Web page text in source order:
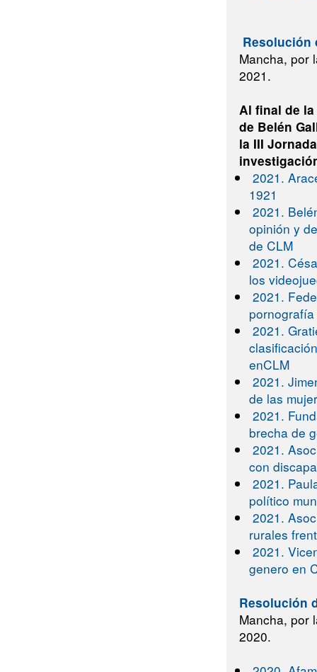
Resolución
Mancha, por
2021.
Al final de
de Belén
la III
2021.
1921
2021.
opinión y
de CLM
2021.
los
2021.
2021.
enCLM
2021.
de las
2021.
brecha de
2021.
con
2021.
político
2021.
rurales
2021.
genero en
Resolución
Mancha, por
2020.